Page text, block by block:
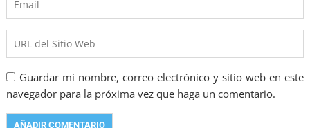
Guardar mi nombre, correo electrónico y sitio web en este
navegador para la próxima vez que haga un comentario.